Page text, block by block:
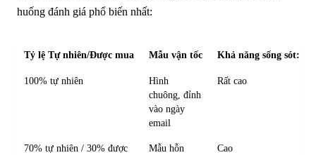
huống đánh giá phổ biến nhất:
Tỷ lệ Tự nhiên/Được mua Mẫu vận tốc Khả năng sống sót:
100% tự nhiên
Hình
chuông, đỉnh
vào ngày
email
Rất cao
70% tự nhiên / 30% được
Mẫu hỗn
Cao